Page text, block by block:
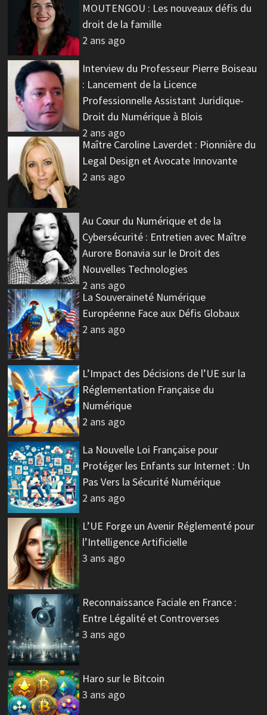
MOUTENGOU : Les nouveaux défis du
droit de la famille
2 ans ago
Interview du Professeur Pierre Boiseau
: Lancement de la Licence
Professionnelle Assistant Juridique-
Droit du Numérique à Blois
2 ans ago
Maître Caroline Laverdet : Pionnière du
Legal Design et Avocate Innovante
2 ans ago
Au Cœur du Numérique et de la
Cybersécurité : Entretien avec Maître
Aurore Bonavia sur le Droit des
Nouvelles Technologies
2 ans ago
La Souveraineté Numérique
Européenne Face aux Défis Globaux
2 ans ago
L’Impact des Décisions de l’UE sur la
Réglementation Française du
Numérique
2 ans ago
La Nouvelle Loi Française pour
Protéger les Enfants sur Internet : Un
Pas Vers la Sécurité Numérique
2 ans ago
L’UE Forge un Avenir Réglementé pour
l’Intelligence Artificielle
3 ans ago
Reconnaissance Faciale en France :
Entre Légalité et Controverses
3 ans ago
Haro sur le Bitcoin
3 ans ago